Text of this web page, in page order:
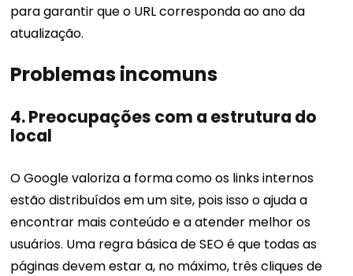
para garantir que o URL corresponda ao ano da
atualização.
Problemas incomuns
4. Preocupações com a estrutura do
local
O Google valoriza a forma como os links internos
estão distribuídos em um site, pois isso o ajuda a
encontrar mais conteúdo e a atender melhor os
usuários. Uma regra básica de SEO é que todas as
páginas devem estar a, no máximo, três cliques de